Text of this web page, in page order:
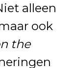
alleen
ook
the